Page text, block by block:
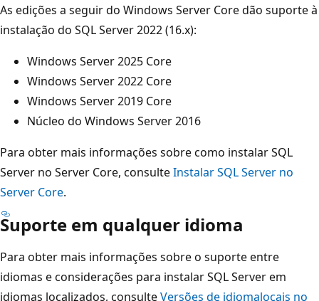
As edições a seguir do Windows Server Core dão suporte à
instalação do SQL Server 2022 (16.x):
Windows Server 2025 Core
Windows Server 2022 Core
Windows Server 2019 Core
Núcleo do Windows Server 2016
Para obter mais informações sobre como instalar SQL
Server no Server Core, consulteInstalar SQL Server no
Server Core.
Suporte em qualquer idioma
Para obter mais informações sobre o suporte entre
idiomas e considerações para instalar SQL Server em
idiomas localizados, consulteVersões de idiomalocais no